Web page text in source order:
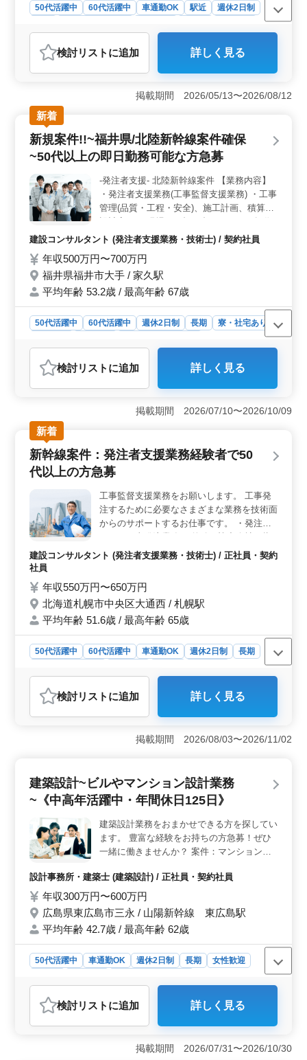
者、経験者の募集になります。 50代60代ベ
テラン中高年スタッフ多数活躍中！！！ 中
選考対象になりません。 定年後の方もぜひ
ご応募下さい！
50代活躍中 60代活躍中 車通勤OK 駅近
週休2日制
おすすめポイント
＜マイカー通勤可・中高年活躍中＞ マイカー通勤が可
能であり、中高年層が多数活躍しています。経験豊富な
方々が集まる環境であり、長年のキャリアを活かして安
定した職場で働けます。年齢に関わらず、個々の経験や
スキルが尊重される風土があります。 ＜充実の福利
厚生＞ 会社は従業員のニーズに応えるべく、通勤が困
難な場合には新幹線や特急の利用支援、仮宿舎の提供な
も充実しており、従業員一人ひとりの成長を支援する環
境が整っています。 ＜豊富な経験を活かせる仕事
＞ 発注者支援業務では、建設会社が請け負った道路工
事などの監督や品質管理を担当します。1級土木施工管理
技士の資格や土木工事・設計の経験が必要であり、豊富
な実務経験を活かしながら更なるスキルアップを図るこ
とができます。
検討リスト に追加 詳しく見る
掲載期間 2026/05/13〜2026/08/12
新着
新規案件!!~福井県/北陸新幹線案件確保
~50代以上の即日勤務可能な方急募
-発注者支援- 北陸新幹線案件 【業務内容】
・発注者支援業務(工事監督支援業務) ・工事
管理(品質・工程・安全)、施工計画、積算、
あり(AutoCAD) ・資料作成業務 等 《急募経
工管理または発注者支援業務経験者急募 ＊
備考＊ 交通費支給 資格手当支給 単身赴任宿
舎完備 週休2日制 雇用形態：契約社員 ◎1級
土木施工管理技士資格必須になります ＊50
代以上で発注支援業務経験10年以上条件面
優遇いたします ＊50代以上で土木施工管理
業務経験者の方お気軽にお問い合わせ下さい
建設コンサルタント (発注者支援業務・技術士) / 契約社員
年収500万円〜700万円
福井県福井市大手 / 家久駅
平均年齢 53.2歳 / 最高年齢 67歳
50代活躍中 60代活躍中 週休2日制 長期
寮・社宅あり
おすすめポイント
＜経験と資格を持つ方へのおすすめ求人＞ 福井県にて
北陸新幹線案件に携わる発注者支援業務の案件が急募で
す。道路や橋梁、河川、ダムなどの案件に関わることが
できます。また、50代以上の方々の即日勤務が可能で
す。 ＜充実した待遇と環境＞ 給与は年収500万円か
ら700万円となっており、安定した収入が期待できます。
また、交通費支給や資格手当の支給、単身赴任宿舎の完
備など、充実した福利厚生が整っています。契約社員と
ます。 ＜挑戦と成長の場＞ この案件では、経験豊
富な方々が多く活躍しています。北陸新幹線案件に携わ
ることで、新たな技術や知識を身に付けることができま
す。また、CAD操作（AutoCAD）などのスキルも活かせ
検討リスト に追加 詳しく見る
掲載期間 2026/07/10〜2026/10/09
新着
新幹線案件：発注者支援業務経験者で50
代以上の方急募
工事監督支援業務をお願いします。 工事発
注するために必要なさまざまな業務を技術面
からのサポートするお仕事です。 ・発注者
示確認をする管理業務 ・請負工事の履行に
事現場の確認 60代の技術者も活躍中。
建設コンサルタント (発注者支援業務・技術士) / 正社員・契約
社員
年収550万円〜650万円
北海道札幌市中央区大通西 / 札幌駅
平均年齢 51.6歳 / 最高年齢 65歳
50代活躍中 60代活躍中 車通勤OK 週休2日制
長期
おすすめポイント
＜新幹線案件の発注者支援業務＞ 北海道札幌市中央区
での新幹線案件における発注者支援業務を担当します。
工事監督支援業務を通じて、工事の円滑な進行をサポー
施工管理技士や普通自動車運転免許などの資格が必要と
されます。さらに、発注者支援業務経験が5年以上ある方
つ方は、さらなる活躍が期待されます。 ＜働きやす
い環境と待遇＞ 車通勤可で、無料駐車場も完備されて
います。週休2日制で残業も少なめです。さらに、仕事と
ルが取れる環境です。年収550万円〜650万円の待遇も魅
力的です。経験豊富な方々のご応募をお待ちしていま
す。
検討リスト に追加 詳しく見る
掲載期間 2026/08/03〜2026/11/02
建築設計~ビルやマンション設計業務
~《中高年活躍中・年間休日125日》
建築設計業務をおまかせできる方を探してい
ます。 豊富な経験をお持ちの方急募！ぜひ
一緒に働きませんか？ 案件：マンション、
をお願いします 〈仕事内容〉 ・施主打ち合
わせ、現地調査、プランニング ・基本設
計、実施設計、積算 ・確認申請、各種書類
作成、施工会社選定、設計監理 等 ・CAD操
作あり ○年間休日125日、土日祝休み、無理
のないお勤めが可能です ○自家用車での通勤
OK、無料駐車場の用意がございます ◎50
代、60代のベテラン層の方も活躍していま
す！
設計事務所・建築士 (建築設計) / 正社員・契約社員
年収300万円〜600万円
広島県東広島市三永 / 山陽新幹線 東広島駅
平均年齢 42.7歳 / 最高年齢 62歳
50代活躍中 車通勤OK 週休2日制 長期
女性歓迎
おすすめポイント
＜中高年の活躍と働きやすさ＞ この求人は中高年の方
に向けて活躍の場を提供しています。経験豊富な方を歓
た、年間休日125日と土日祝休みで、無理のない働き方が
検討リスト に追加 詳しく見る
掲載期間 2026/07/31〜2026/10/30